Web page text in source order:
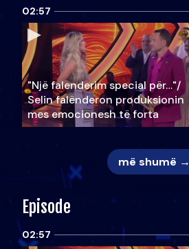
02:57
"Një falenderim special për…"/
Selin falënderon produksionin
mes emocionesh të forta
më shumë →
Episode
02:57